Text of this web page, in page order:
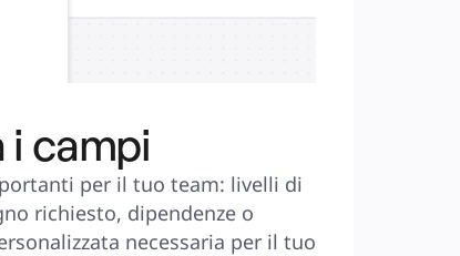
i campi
per il tuo team: livelli di
richiesto, dipendenze o
necessaria per il tuo